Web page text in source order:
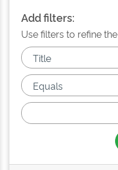
Add filters:
Use filters to refine